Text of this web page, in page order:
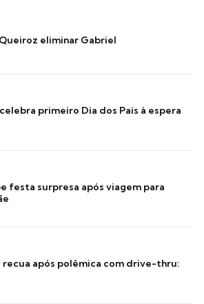
eliminar Gabriel
primeiro Dia dos Pais à espera
festa surpresa após viagem para
recua após polêmica com drive-thru: